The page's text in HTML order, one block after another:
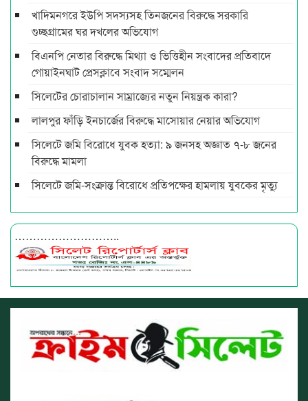
খাদিমনগরে ইউপি সদস্যসহ তিনজনের বিরুদ্ধে সরকারি
গুচ্ছগ্রামের ঘর দখলের অভিযোগ
বিএনপি নেতার বিরুদ্ধে মিথ্যা ও ভিত্তিহীন সংবাদের প্রতিবাদে
গোয়াইনঘাট প্রেসক্লাবে সংবাদ সম্মেলন
সিলেটের চোরাচালান সাম্রাজ্যের নতুন নিয়ন্ত্রক কারা?
লালপুর ফাঁড়ি ইনচার্জের বিরুদ্ধে মাসোয়ার নেয়ার অভিযোগ
সিলেটে জমি বিরোধে যুবক হত্যা: ৯ জনসহ অজ্ঞাত ৭-৮ জনের
বিরুদ্ধে মামলা
সিলেটে জমি-সংক্রান্ত বিরোধে প্রতিপক্ষের হামলায় যুবকের মৃত্যু
………………………..